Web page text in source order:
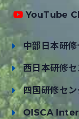
YouTube
中部日本研
西日本研修セ
四国研修セン
OISCA